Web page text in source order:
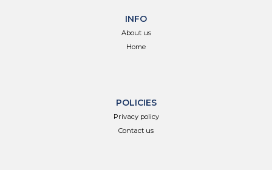
INFO
About us
Home
POLICIES
Privacy policy
Contact us